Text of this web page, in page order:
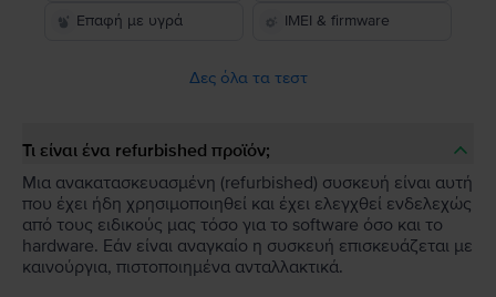
Επαφή με υγρά
IMEI & firmware
Δες όλα τα τεστ
Τι είναι ένα refurbished προϊόν;
Μια ανακατασκευασμένη (refurbished) συσκευή είναι αυτή
που έχει ήδη χρησιμοποιηθεί και έχει ελεγχθεί ενδελεχώς
από τους ειδικούς μας τόσο για το software όσο και το
hardware. Εάν είναι αναγκαίο η συσκευή επισκευάζεται με
καινούργια, πιστοποιημένα ανταλλακτικά.